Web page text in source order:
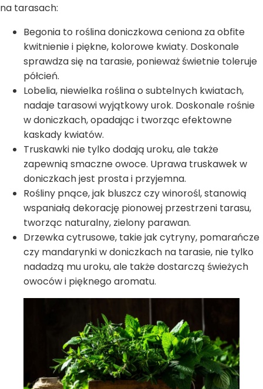
na tarasach:
Begonia to roślina doniczkowa ceniona za obfite
kwitnienie i piękne, kolorowe kwiaty. Doskonale
sprawdza się na tarasie, ponieważ świetnie toleruje
półcień.
Lobelia, niewielka roślina o subtelnych kwiatach,
nadaje tarasowi wyjątkowy urok. Doskonale rośnie
w doniczkach, opadając i tworząc efektowne
kaskady kwiatów.
Truskawki nie tylko dodają uroku, ale także
zapewnią smaczne owoce. Uprawa truskawek w
doniczkach jest prosta i przyjemna.
Rośliny pnące, jak bluszcz czy winorośl, stanowią
wspaniałą dekorację pionowej przestrzeni tarasu,
tworząc naturalny, zielony parawan.
Drzewka cytrusowe, takie jak cytryny, pomarańcze
czy mandarynki w doniczkach na tarasie, nie tylko
nadadzą mu uroku, ale także dostarczą świeżych
owoców i pięknego aromatu.